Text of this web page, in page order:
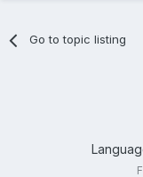
Go to topic listing